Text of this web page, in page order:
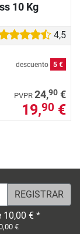
10 Kg
4,5
descuento 5 €
PVPR 24,90 €
19,90 €
10,00 € *
€